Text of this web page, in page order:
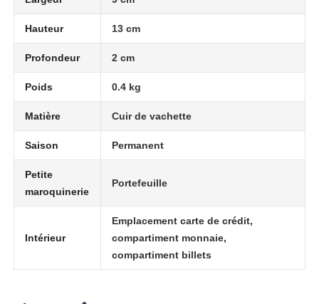
Hauteur 13 cm
Profondeur 2 cm
Poids 0.4 kg
Matière Cuir de vachette
Saison Permanent
Petite
maroquinerie
Portefeuille
Intérieur
Emplacement carte de crédit,
compartiment monnaie,
compartiment billets